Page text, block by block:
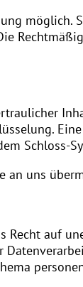
möglich.
Schloss-
an uns
Recht auf